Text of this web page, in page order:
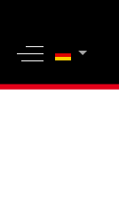
Off-Canvas
Sprache